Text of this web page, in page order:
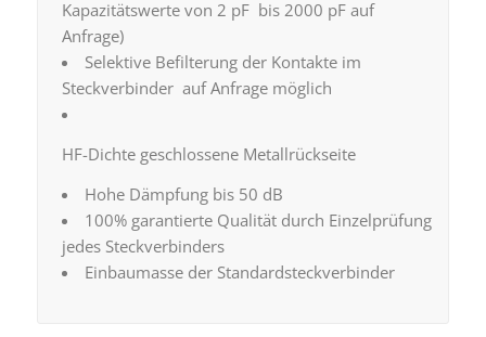
Kapazitätswerte von 2 pF bis 2000 pF auf
Anfrage)
Selektive Befilterung der Kontakte im
Steckverbinder auf Anfrage möglich
HF-Dichte geschlossene Metallrückseite
Hohe Dämpfung bis 50 dB
100% garantierte Qualität durch Einzelprüfung
jedes Steckverbinders
Einbaumasse der Standardsteckverbinder